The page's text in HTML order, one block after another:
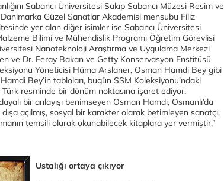
Sabancı Üniversitesi Sakıp Sabancı Müzesi Resim ve
Güzel Sanatlar Akademisi mensubu Filiz
yer alan diğer isimler ise Sabancı Üniversitesi
Bilimi ve Mühendislik Programı Öğretim Görevlisi
Nanoteknoloji Araştırma ve Uygulama Merkezi
ve Dr. Feray Bakan ve Getty Konservasyon Enstitüsü
Yöneticisi Hüma Arslaner, Osman Hamdi Bey gibi
Bey’in tabloları, bugün SSM Koleksiyonu’ndaki
resminde bir dönüm noktasına işaret ediyor.
bir anlayışı benimseyen Osman Hamdi, Osmanlı’da
dışa açılmış, sosyal bir karakter olarak betimleyen sanatçı,
temsili olarak okunabilecek kitaplara yer vermiştir,”
Ustalığı ortaya çıkıyor